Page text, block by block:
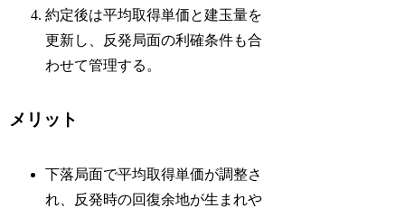
約定後は平均取得単価と建玉量を
更新し、反発局面の利確条件も合
わせて管理する。
メリット
下落局面で平均取得単価が調整さ
れ、反発時の回復余地が生まれや